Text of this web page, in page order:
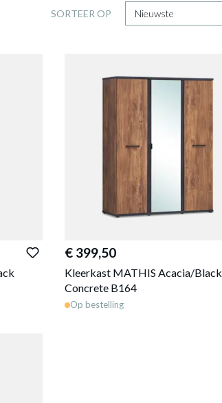
SORTEER OP
€ 399,50
Kleerkast MATHIS Acacia/Black
Concrete B164
Op bestelling